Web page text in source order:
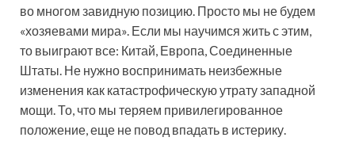
во многом завидную позицию. Просто мы не будем
«хозяевами мира». Если мы научимся жить с этим,
то выиграют все: Китай, Европа, Соединенные
Штаты. Не нужно воспринимать неизбежные
изменения как катастрофическую утрату западной
мощи. То, что мы теряем привилегированное
положение, еще не повод впадать в истерику.